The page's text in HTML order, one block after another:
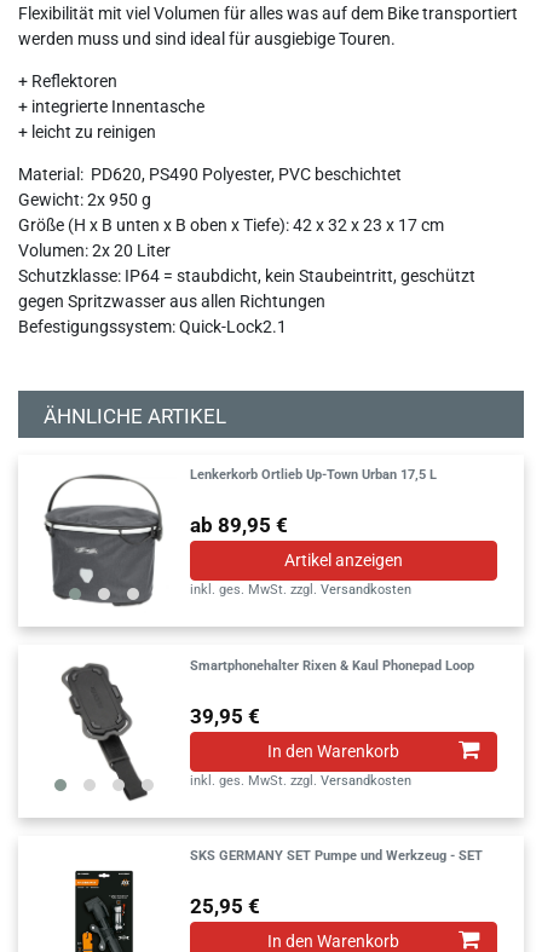
Flexibilität mit viel Volumen für alles was auf dem Bike transportiert
werden muss und sind ideal für ausgiebige Touren.
+ Reflektoren
+ integrierte Innentasche
+ leicht zu reinigen
Material: PD620, PS490 Polyester, PVC beschichtet
Gewicht: 2x 950 g
Größe (H x B unten x B oben x Tiefe): 42 x 32 x 23 x 17 cm
Volumen: 2x 20 Liter
Schutzklasse: IP64 = staubdicht, kein Staubeintritt, geschützt
gegen Spritzwasser aus allen Richtungen
Befestigungssystem: Quick-Lock2.1
ÄHNLICHE ARTIKEL
Lenkerkorb Ortlieb Up-Town Urban 17,5 L
ab 89,95 €
Artikel anzeigen
inkl. ges. MwSt. zzgl.Versandkosten
Smartphonehalter Rixen & Kaul Phonepad Loop
39,95 €
In den Warenkorb
inkl. ges. MwSt. zzgl.Versandkosten
SKS GERMANY SET Pumpe und Werkzeug - SET
25,95 €
In den Warenkorb